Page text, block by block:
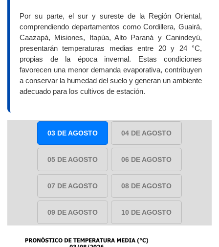
Por su parte, el sur y sureste de la Región Oriental,
comprendiendo departamentos como Cordillera, Guairá,
Caazapá, Misiones, Itapúa, Alto Paraná y Canindeyú,
presentarán temperaturas medias entre 20 y 24 °C,
propias de la época invernal. Estas condiciones
favorecen una menor demanda evaporativa, contribuyen
a conservar la humedad del suelo y generan un ambiente
adecuado para los cultivos de estación.
03 DE AGOSTO 04 DE AGOSTO
05 DE AGOSTO 06 DE AGOSTO
07 DE AGOSTO 08 DE AGOSTO
09 DE AGOSTO 10 DE AGOSTO